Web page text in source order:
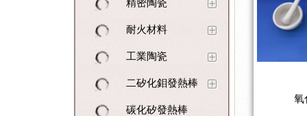
精密陶瓷
耐火材料
工業陶瓷
二矽化鉬發熱棒
碳化矽發熱棒
氧